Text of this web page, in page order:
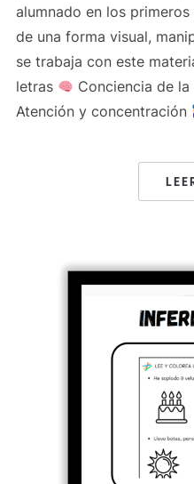
alumnado en los
de una forma visual,
se trabaja con este
letras
Conciencia de
Atención y concentración